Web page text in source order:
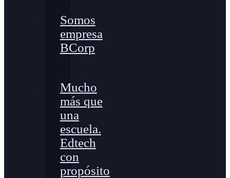
Somos
empresa
BCorp
Mucho
más que
una
escuela.
Edtech
con
propósito